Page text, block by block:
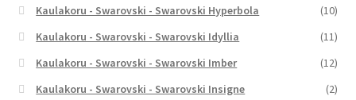
Kaulakoru - Swarovski - Swarovski Hyperbola
(10)
Kaulakoru - Swarovski - Swarovski Idyllia
(11)
Kaulakoru - Swarovski - Swarovski Imber
(12)
Kaulakoru - Swarovski - Swarovski Insigne
(2)